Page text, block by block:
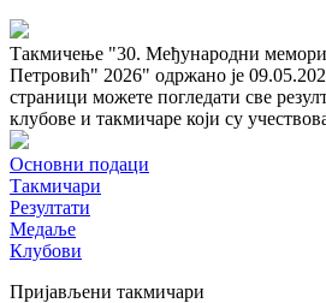
Такмичење "30. Међународни
Петровић" 2026" одржано је
страници можете погледати све
клубове и такмичаре који су
Основни подаци
Такмичари
Резултати
Медаље
Клубови
Пријављени такмичари